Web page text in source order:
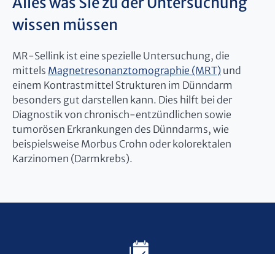
wissen müssen
MR-Sellink ist eine spezielle Untersuchung, die
mittels Magnetresonanztomographie (MRT) und
einem Kontrastmittel Strukturen im Dünndarm
besonders gut darstellen kann. Dies hilft bei der
Diagnostik von chronisch-entzündlichen sowie
tumorösen Erkrankungen des Dünndarms, wie
beispielsweise Morbus Crohn oder kolorektalen
Karzinomen (Darmkrebs).